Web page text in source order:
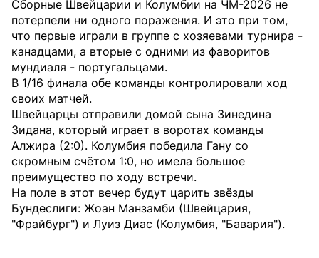
Сборные Швейцарии и Колумбии на ЧМ-2026 не
потерпели ни одного поражения. И это при том,
что первые играли в группе с хозяевами турнира -
канадцами, а вторые с одними из фаворитов
мундиаля - португальцами.
В 1/16 финала обе команды контролировали ход
своих матчей.
Швейцарцы отправили домой сына Зинедина
Зидана, который играет в воротах команды
Алжира (2:0). Колумбия победила Гану со
скромным счётом 1:0, но имела большое
преимущество по ходу встречи.
На поле в этот вечер будут царить звёзды
Бундеслиги: Жоан Манзамби (Швейцария,
"Фрайбург") и Луиз Диас (Колумбия, "Бавария").